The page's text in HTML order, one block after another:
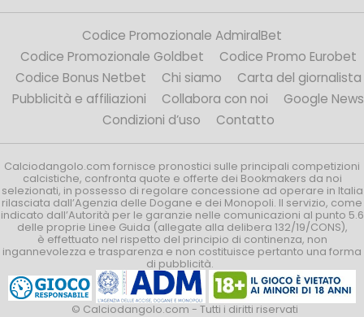
Codice Promozionale AdmiralBet
Codice Promozionale Goldbet
Codice Promo Eurobet
Codice Bonus Netbet
Chi siamo
Carta del giornalista
Pubblicità e affiliazioni
Collabora con noi
Google News
Condizioni d’uso
Contatto
Calciodangolo.com fornisce pronostici sulle principali competizioni
calcistiche, confronta quote e offerte dei Bookmakers da noi
selezionati, in possesso di regolare concessione ad operare in Italia
rilasciata dall’Agenzia delle Dogane e dei Monopoli. Il servizio, come
indicato dall’Autorità per le garanzie nelle comunicazioni al punto 5.6
delle proprie Linee Guida (allegate alla delibera 132/19/CONS),
è effettuato nel rispetto del principio di continenza, non
ingannevolezza e trasparenza e non costituisce pertanto una forma
di pubblicità.
© Calciodangolo.com - Tutti i diritti riservati